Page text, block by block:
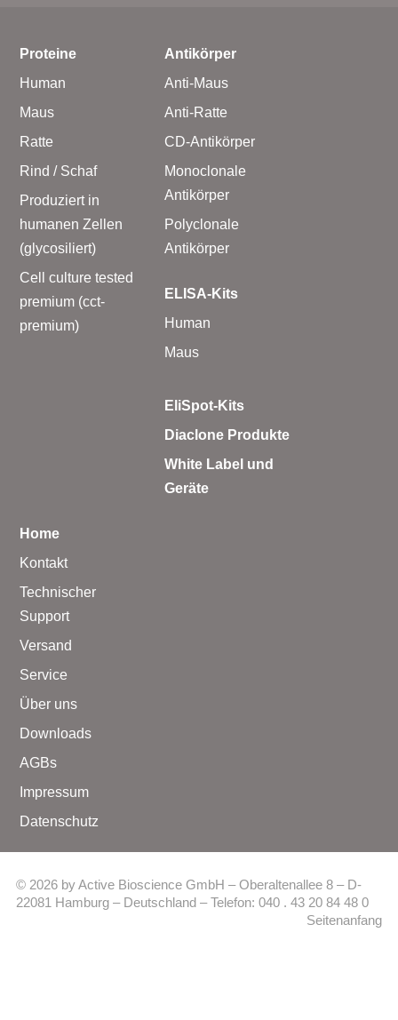
Proteine
Human
Maus
Ratte
Rind / Schaf
Produziert in
humanen Zellen
(glycosiliert)
Cell culture tested
premium (cct-
premium)
Antikörper
Anti-Maus
Anti-Ratte
CD-Antikörper
Monoclonale
Antikörper
Polyclonale
Antikörper
ELISA-Kits
Human
Maus
EliSpot-Kits
Diaclone Produkte
White Label und
Geräte
Home
Kontakt
Technischer
Support
Versand
Service
Über uns
Downloads
AGBs
Impressum
Datenschutz
© 2026 by Active Bioscience GmbH – Oberaltenallee 8 – D-
22081 Hamburg – Deutschland – Telefon: 040 . 43 20 84 48 0
Seitenanfang